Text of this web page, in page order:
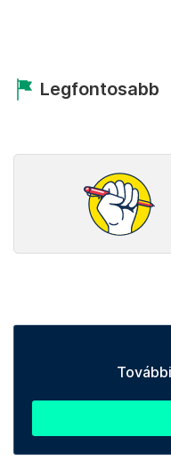
Legfontosabb